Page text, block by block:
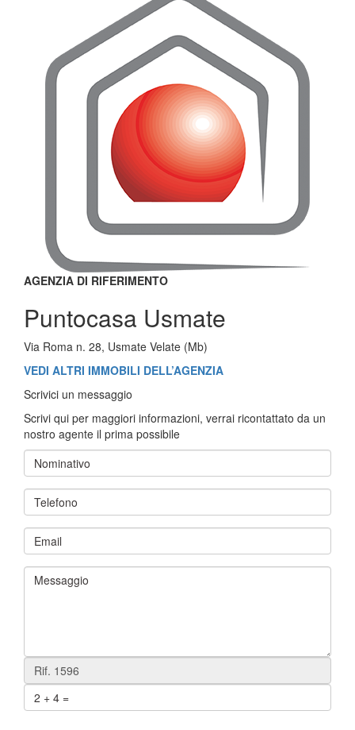
AGENZIA DI RIFERIMENTO
Puntocasa Usmate
Via Roma n. 28, Usmate Velate (Mb)
VEDI ALTRI IMMOBILI DELL’AGENZIA
Scrivici un messaggio
Scrivi qui per maggiori informazioni, verrai ricontattato da un
nostro agente il prima possibile